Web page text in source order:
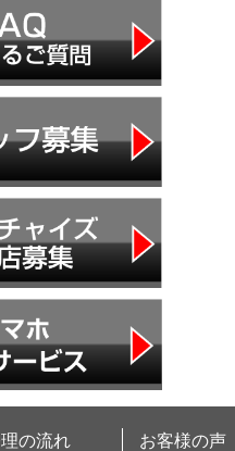
の流れ
お客様の声